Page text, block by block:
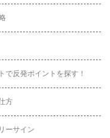
で反発ポイントを探す！
方
ーサイン